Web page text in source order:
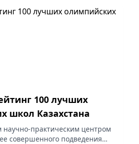
100 лучших
школ Казахстана
научно-практическим центром
совершенного подведения